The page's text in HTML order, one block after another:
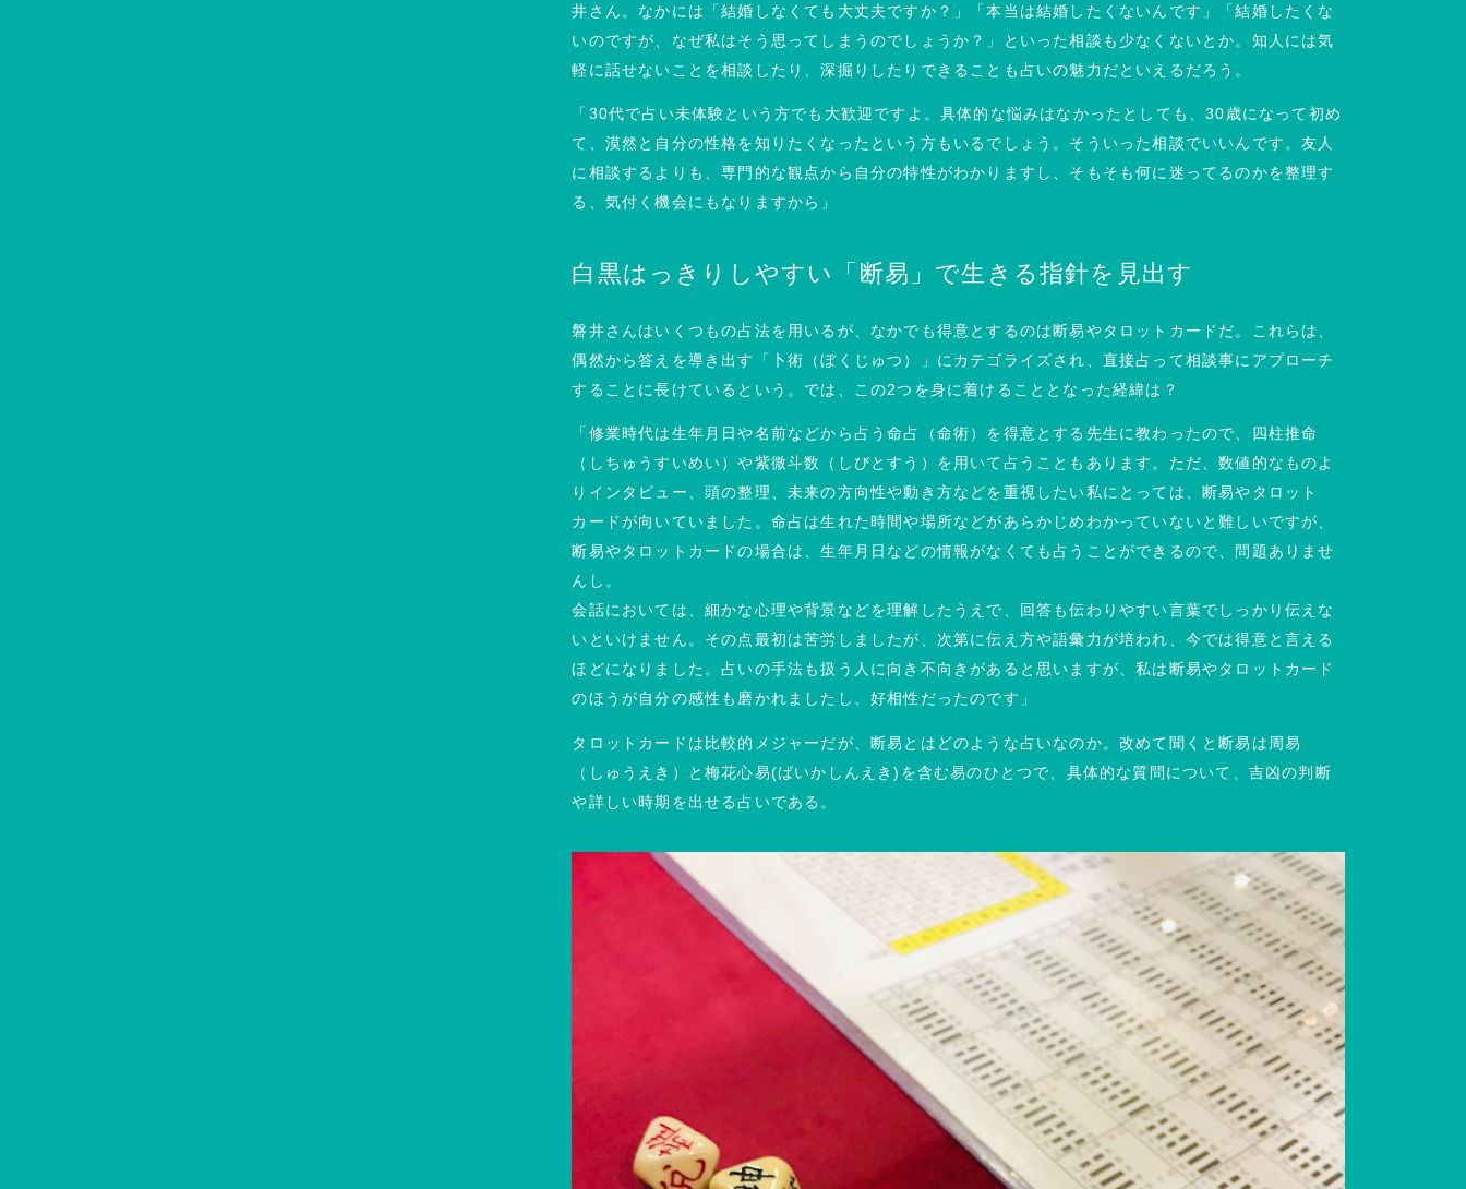
井さん。なかには「結婚しなくても大丈夫ですか？」「本当は結婚したくないんです」「結婚したくな
いのですが、なぜ私はそう思ってしまうのでしょうか？」といった相談も少なくないとか。知人には気
軽に話せないことを相談したり、深掘りしたりできることも占いの魅力だといえるだろう。
「30代で占い未体験という方でも大歓迎ですよ。具体的な悩みはなかったとしても、30歳になって初め
て、漠然と自分の性格を知りたくなったという方もいるでしょう。そういった相談でいいんです。友人
に相談するよりも、専門的な観点から自分の特性がわかりますし、そもそも何に迷ってるのかを整理す
る、気付く機会にもなりますから」
白黒はっきりしやすい「断易」で生きる指針を見出す
磐井さんはいくつもの占法を用いるが、なかでも得意とするのは断易やタロットカードだ。これらは、
偶然から答えを導き出す「卜術（ぼくじゅつ）」にカテゴライズされ、直接占って相談事にアプローチ
することに長けているという。では、この2つを身に着けることとなった経緯は？
「修業時代は生年月日や名前などから占う命占（命術）を得意とする先生に教わったので、四柱推命
（しちゅうすいめい）や紫微斗数（しびとすう）を用いて占うこともあります。ただ、数値的なものよ
りインタビュー、頭の整理、未来の方向性や動き方などを重視したい私にとっては、断易やタロット
カードが向いていました。命占は生れた時間や場所などがあらかじめわかっていないと難しいですが、
断易やタロットカードの場合は、生年月日などの情報がなくても占うことができるので、問題ありませ
んし。
会話においては、細かな心理や背景などを理解したうえで、回答も伝わりやすい言葉でしっかり伝えな
いといけません。その点最初は苦労しましたが、次第に伝え方や語彙力が培われ、今では得意と言える
ほどになりました。占いの手法も扱う人に向き不向きがあると思いますが、私は断易やタロットカード
のほうが自分の感性も磨かれましたし、好相性だったのです」
タロットカードは比較的メジャーだが、断易とはどのような占いなのか。改めて聞くと断易は周易
（しゅうえき）と梅花心易(ばいかしんえき)を含む易のひとつで、具体的な質問について、吉凶の判断
や詳しい時期を出せる占いである。